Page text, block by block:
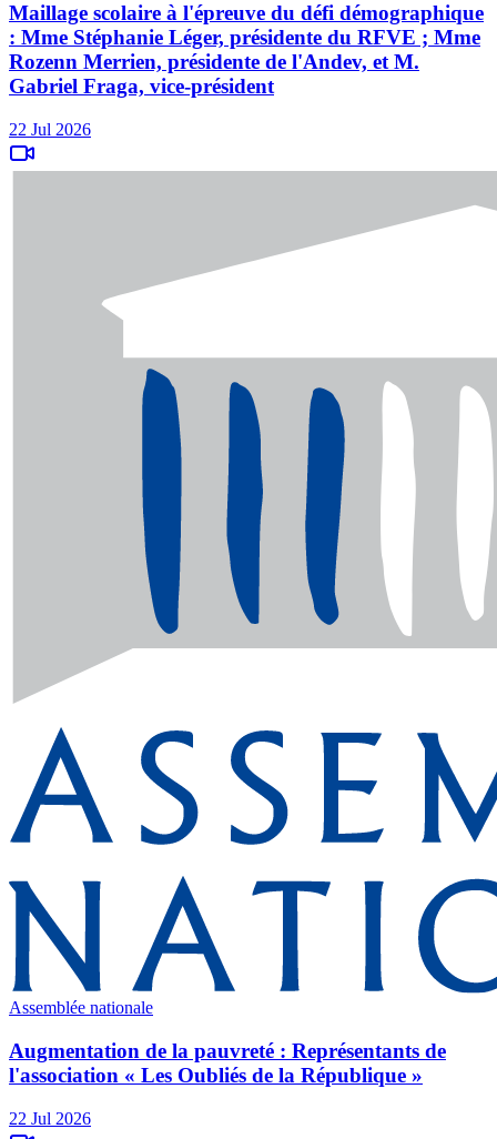
Maillage scolaire à l'épreuve du défi démographique
: Mme Stéphanie Léger, présidente du RFVE ; Mme
Rozenn Merrien, présidente de l'Andev, et M.
Gabriel Fraga, vice-président
22 Jul 2026
Assemblée nationale
Augmentation de la pauvreté : Représentants de
l'association « Les Oubliés de la République »
22 Jul 2026